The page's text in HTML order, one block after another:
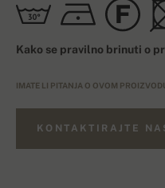
Kako se pravilno brinuti o
IMATE LI PITANJA O OVOM
KONTAKTIRAJTE